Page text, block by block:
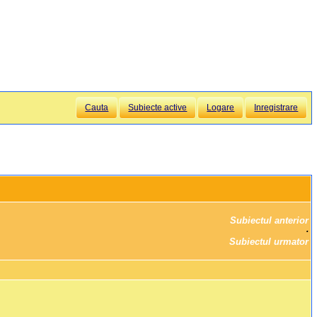
Cauta Subiecte active Logare Inregistrare
Subiectul anterior
Subiectul urmator